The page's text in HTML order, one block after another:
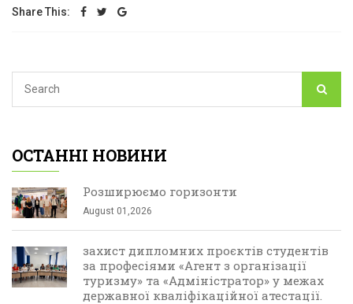
Share This:
ОСТАННІ НОВИНИ
Розширюємо горизонти
August 01,2026
захист дипломних проєктів студентів
за професіями «Агент з організації
туризму» та «Адміністратор» у межах
державної кваліфікаційної атестації.